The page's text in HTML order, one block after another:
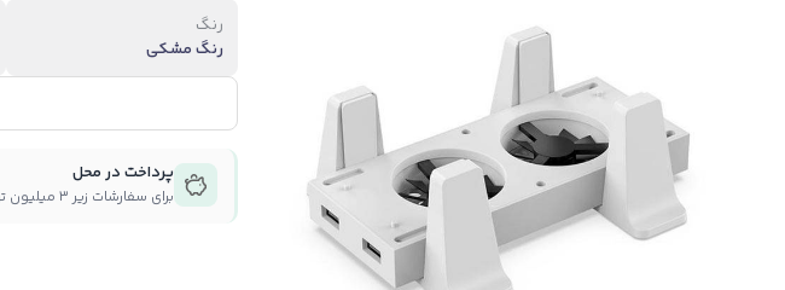
رنگ
رنگ مشکی
پرداخت در محل
برای سفارشات زیر ۳ میلیون تومان پرداخت در محل فعال است.